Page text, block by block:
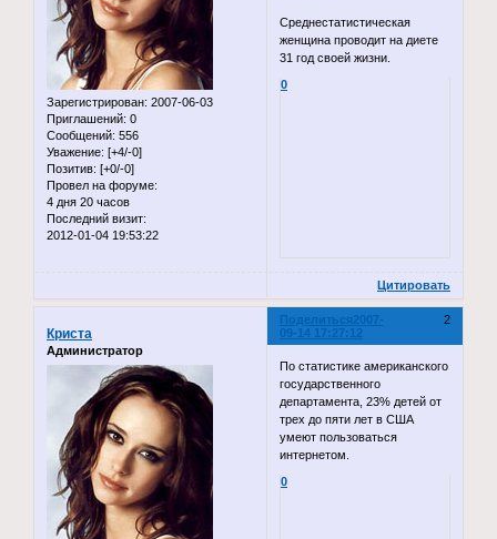
Зарегистрирован: 2007-06-03
Приглашений: 0
Сообщений: 556
Уважение: [+4/-0]
Позитив: [+0/-0]
Провел на форуме:
4 дня 20 часов
Последний визит:
2012-01-04 19:53:22
Среднестатистическая
женщина проводит на диете
31 год своей жизни.
0
Цитировать
Поделиться 2
2007-
09-14 17:27:12
Криста
Администратор
По статистике американского
государственного
департамента, 23% детей от
трех до пяти лет в США
умеют пользоваться
интернетом.
0